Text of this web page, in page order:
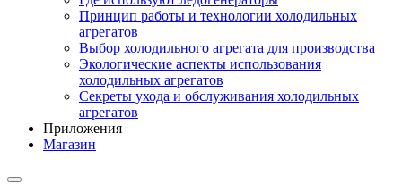
Принцип работы и технологии холодильных
агрегатов
Выбор холодильного агрегата для производства
Экологические аспекты использования
холодильных агрегатов
Секреты ухода и обслуживания холодильных
агрегатов
Приложения
Магазин